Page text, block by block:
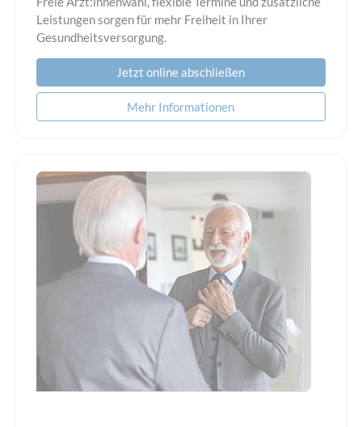
Leistungen sorgen für mehr Freiheit in Ihrer
Gesundheitsversorgung.
Jetzt online abschließen
Mehr Informationen